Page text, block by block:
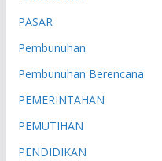
PASAR
Pembunuhan
Pembunuhan Berencana
PEMERINTAHAN
PEMUTIHAN
PENDIDIKAN